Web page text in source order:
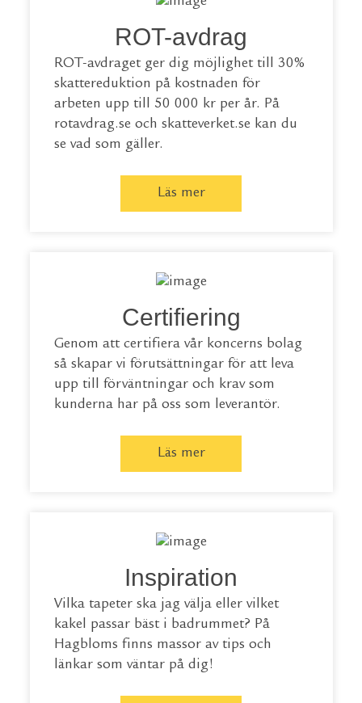
ROT-avdrag
ROT-avdraget ger dig möjlighet till 30%
skattereduktion på kostnaden för
arbeten upp till 50 000 kr per år. På
rotavdrag.se och skatteverket.se kan du
se vad som gäller.
Läs mer
Certifiering
Genom att certifiera vår koncerns bolag
så skapar vi förutsättningar för att leva
upp till förväntningar och krav som
kunderna har på oss som leverantör.
Läs mer
Inspiration
Vilka tapeter ska jag välja eller vilket
kakel passar bäst i badrummet? På
Hagbloms finns massor av tips och
länkar som väntar på dig!